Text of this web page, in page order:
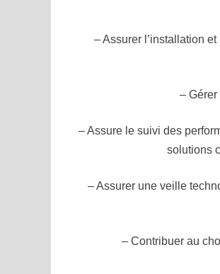
– Assurer l’installation
–
– Assure le suivi des
solutions
– Assurer une veille
– Contribuer au